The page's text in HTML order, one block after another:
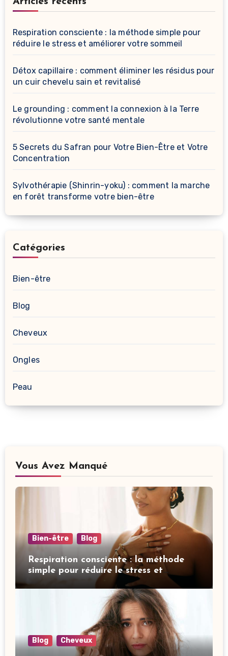
Respiration consciente : la méthode simple pour
réduire le stress et améliorer votre sommeil
Détox capillaire : comment éliminer les résidus pour
un cuir chevelu sain et revitalisé
Le grounding : comment la connexion à la Terre
révolutionne votre santé mentale
5 Secrets du Safran pour Votre Bien-Être et Votre
Concentration
Sylvothérapie (Shinrin-yoku) : comment la marche
en forêt transforme votre bien-être
Catégories
Bien-être
Blog
Cheveux
Ongles
Peau
Vous Avez Manqué
Bien-être Blog
Respiration consciente : la méthode
simple pour réduire le stress et
améliorer votre sommeil
Blog Cheveux